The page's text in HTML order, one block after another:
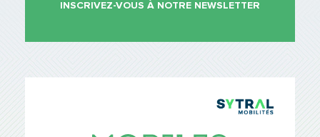
INSCRIVEZ-VOUS À NOTRE NEWSLETTER